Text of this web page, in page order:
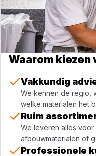
Waarom kiezen
Vakkundig
We kennen de regio,
welke materialen het
Ruim
We leveren alles voor
afbouwmaterialen of
Professionele